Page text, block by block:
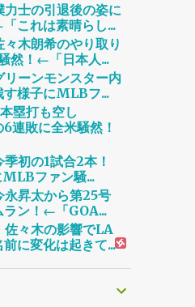
力士の引退後の姿に
これは素晴らし...
木朗希のやり取り
然！←「日本人...
リーンモンスター内
す様子にMLBフ...
塁打も空し
連敗に全米騒然！
初の1試合2本！
ファン騒...
永昇太から第25号
ラン！←「GOA...
佐々木の影響でLA
に変化は起きて...